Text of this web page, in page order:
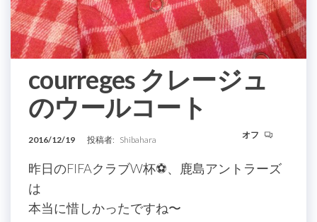
courreges クレージュ
のウールコート
2016/12/19 投稿者: Shibahara オフ
昨日のFIFAクラブW杯⚽️、鹿島アントラーズ
は
本当に惜しかったですね〜